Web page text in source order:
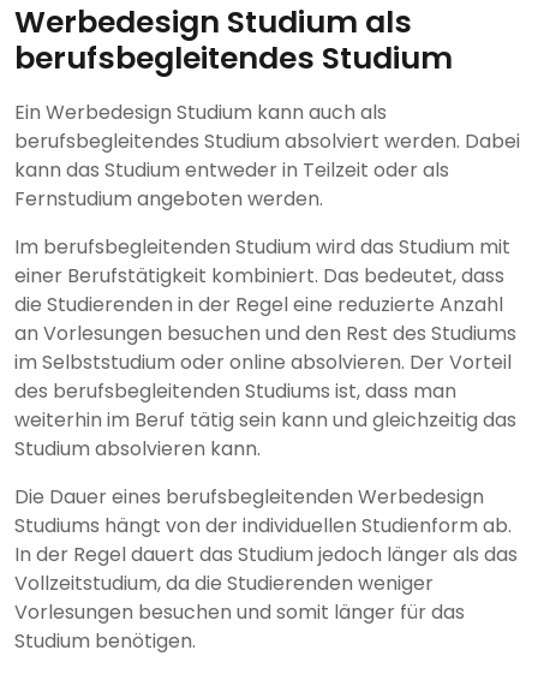
Werbedesign Studium als
berufsbegleitendes Studium
Ein Werbedesign Studium kann auch als
berufsbegleitendes Studium absolviert werden. Dabei
kann das Studium entweder in Teilzeit oder als
Fernstudium angeboten werden.
Im berufsbegleitenden Studium wird das Studium mit
einer Berufstätigkeit kombiniert. Das bedeutet, dass
die Studierenden in der Regel eine reduzierte Anzahl
an Vorlesungen besuchen und den Rest des Studiums
im Selbststudium oder online absolvieren. Der Vorteil
des berufsbegleitenden Studiums ist, dass man
weiterhin im Beruf tätig sein kann und gleichzeitig das
Studium absolvieren kann.
Die Dauer eines berufsbegleitenden Werbedesign
Studiums hängt von der individuellen Studienform ab.
In der Regel dauert das Studium jedoch länger als das
Vollzeitstudium, da die Studierenden weniger
Vorlesungen besuchen und somit länger für das
Studium benötigen.